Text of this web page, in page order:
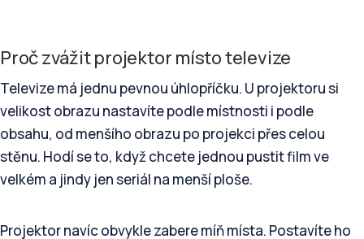
Proč zvážit projektor místo televize
Televize má jednu pevnou úhlopříčku. U projektoru si
velikost obrazu nastavíte podle místnosti i podle
obsahu, od menšího obrazu po projekci přes celou
stěnu. Hodí se to, když chcete jednou pustit film ve
velkém a jindy jen seriál na menší ploše.
Projektor navíc obvykle zabere míň místa. Postavíte ho